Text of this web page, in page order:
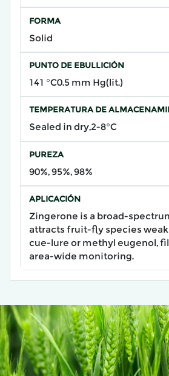
FORMA
Solid
PUNTO DE EBULLICIÓN
141 °C0.5 mm Hg(lit.)
TEMPERATURA DE
Sealed in dry,2-8°C
PUREZA
90%, 95%, 98%
APLICACIÓN
Zingerone is a broad-
attracts fruit-fly species
cue-lure or methyl eugenol,
area-wide monitoring.